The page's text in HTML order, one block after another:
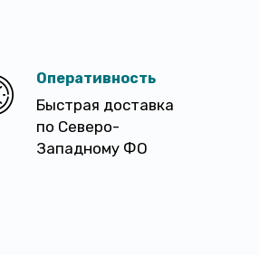
Оперативность
Быстрая доставка
по Северо-
Западному ФО